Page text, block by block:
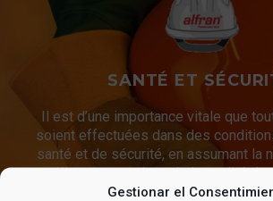
Gestionar el
SANTÉ ET
Il est d’une importance vitale que
soient effectuées dans des
santé et de sécurité, en assumant la
amélioration continue de la qualité
de nos conditions de